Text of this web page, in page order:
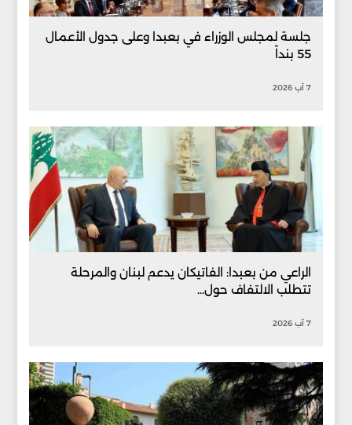
جلسة لمجلس الوزراء في بعبدا وعلى جدول الأعمال
55 بنداً
7 آب 2026
الراعي من بعبدا: الفاتيكان يدعم لبنان والمرحلة
تتطلب الالتفاف حول...
7 آب 2026